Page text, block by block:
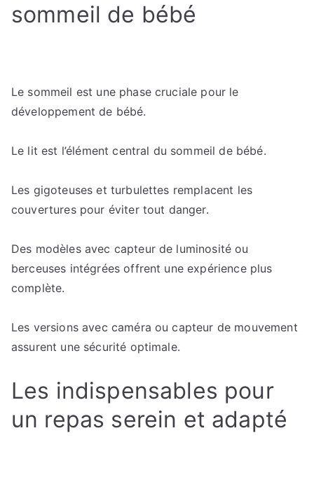
sommeil de bébé
Le sommeil est une phase cruciale pour le
développement de bébé.
Le lit est l’élément central du sommeil de bébé.
Les gigoteuses et turbulettes remplacent les
couvertures pour éviter tout danger.
Des modèles avec capteur de luminosité ou
berceuses intégrées offrent une expérience plus
complète.
Les versions avec caméra ou capteur de mouvement
assurent une sécurité optimale.
Les indispensables pour
un repas serein et adapté